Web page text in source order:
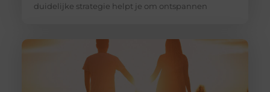
duidelijke strategie helpt je om ontspannen